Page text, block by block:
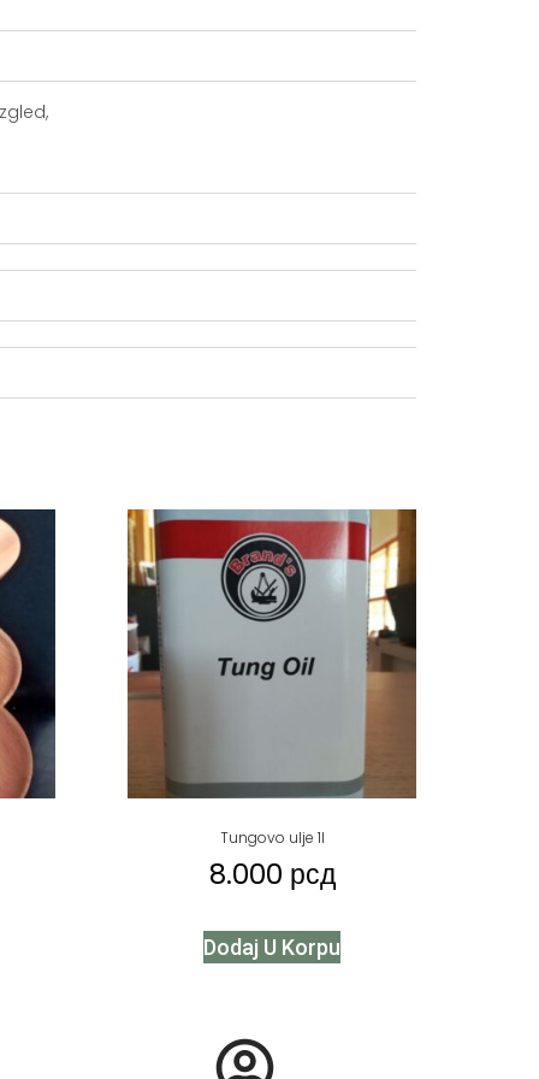
Tungovo ulje 1l
8.000 рсд
Dodaj U Korpu